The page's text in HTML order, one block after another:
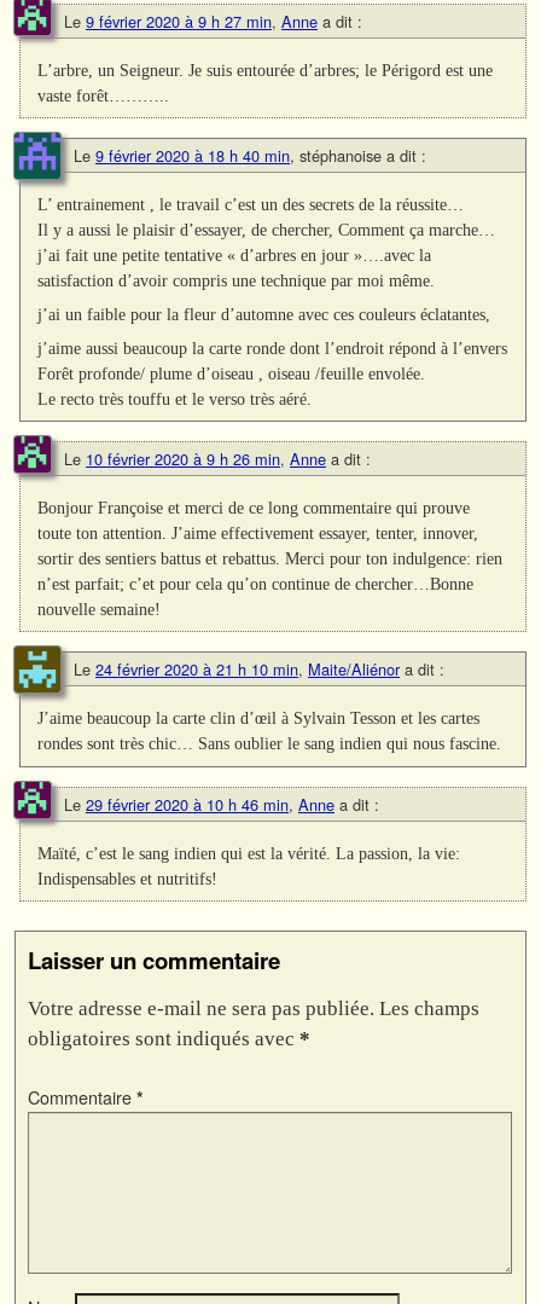
Le 9 février 2020 à 9 h 27 min, Anne a dit :
L’arbre, un Seigneur. Je suis entourée d’arbres; le Périgord est une
vaste forêt………..
Le 9 février 2020 à 18 h 40 min, stéphanoise a dit :
L’ entrainement , le travail c’est un des secrets de la réussite…
Il y a aussi le plaisir d’essayer, de chercher, Comment ça marche…
j’ai fait une petite tentative « d’arbres en jour »….avec la
satisfaction d’avoir compris une technique par moi même.
j’ai un faible pour la fleur d’automne avec ces couleurs éclatantes,
j’aime aussi beaucoup la carte ronde dont l’endroit répond à l’envers
Forêt profonde/ plume d’oiseau , oiseau /feuille envolée.
Le recto très touffu et le verso très aéré.
Le 10 février 2020 à 9 h 26 min, Anne a dit :
Bonjour Françoise et merci de ce long commentaire qui prouve
toute ton attention. J’aime effectivement essayer, tenter, innover,
sortir des sentiers battus et rebattus. Merci pour ton indulgence: rien
n’est parfait; c’et pour cela qu’on continue de chercher…Bonne
nouvelle semaine!
Le 24 février 2020 à 21 h 10 min, Maite/Aliénor a dit :
J’aime beaucoup la carte clin d’œil à Sylvain Tesson et les cartes
rondes sont très chic… Sans oublier le sang indien qui nous fascine.
Le 29 février 2020 à 10 h 46 min, Anne a dit :
Maïté, c’est le sang indien qui est la vérité. La passion, la vie:
Indispensables et nutritifs!
Laisser un commentaire
Votre adresse e-mail ne sera pas publiée. Les champs
obligatoires sont indiqués avec *
Commentaire *